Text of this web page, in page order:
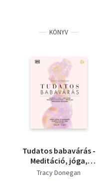
Tankönyv, segédkönyv
Természettudomány
Történelem
KÖNYV
Tudatos babavárás -
Meditáció, jóga,
hipnoszülés,
Tracy Donegan